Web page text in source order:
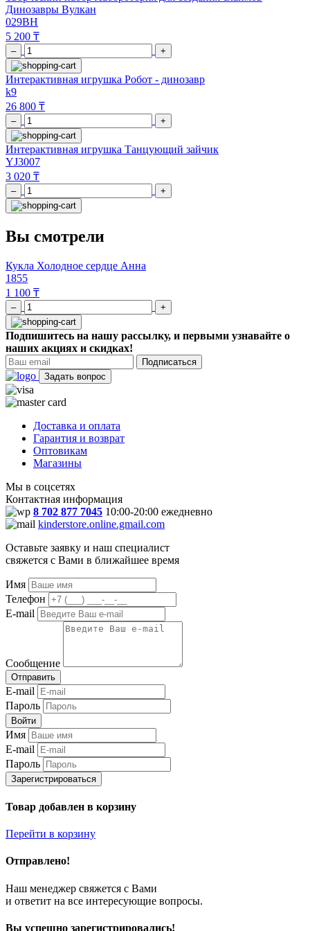
Динозавры Вулкан
029BH
5 200 ₸
– +
Интерактивная игрушка Робот - динозавр
k9
26 800 ₸
– +
Интерактивная игрушка Танцующий зайчик
YJ3007
3 020 ₸
– +
Вы смотрели
Кукла Холодное сердце Анна
1855
1 100 ₸
– +
Подпишитесь на нашу рассылку, и первыми узнавайте о
наших акциях и скидках!
Подписаться
Задать вопрос
Доставка и оплата
Гарантия и возврат
Оптовикам
Магазины
Мы в соцсетях
Контактная информация
8 702 877 7045 10:00-20:00 ежедневно
kinderstore.online.gmail.com
Оставьте заявку и наш специалист
свяжется с Вами в ближайшее время
Имя
Телефон
E-mail
Сообщение
Отправить
E-mail
Пароль
Войти
Имя
E-mail
Пароль
Зарегистрироваться
Товар добавлен в корзину
Перейти в корзину
Отправлено!
Наш менеджер свяжется с Вами
и ответит на все интересующие вопросы.
Вы успешно зарегистрировались!